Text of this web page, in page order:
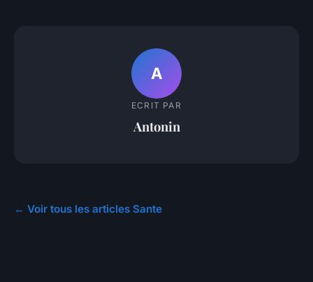
A
ECRIT PAR
Antonin
← Voir tous les articles Sante